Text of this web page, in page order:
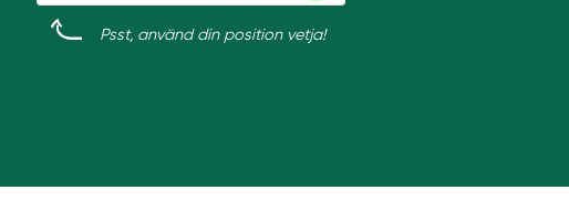
Psst, använd din position vetja!